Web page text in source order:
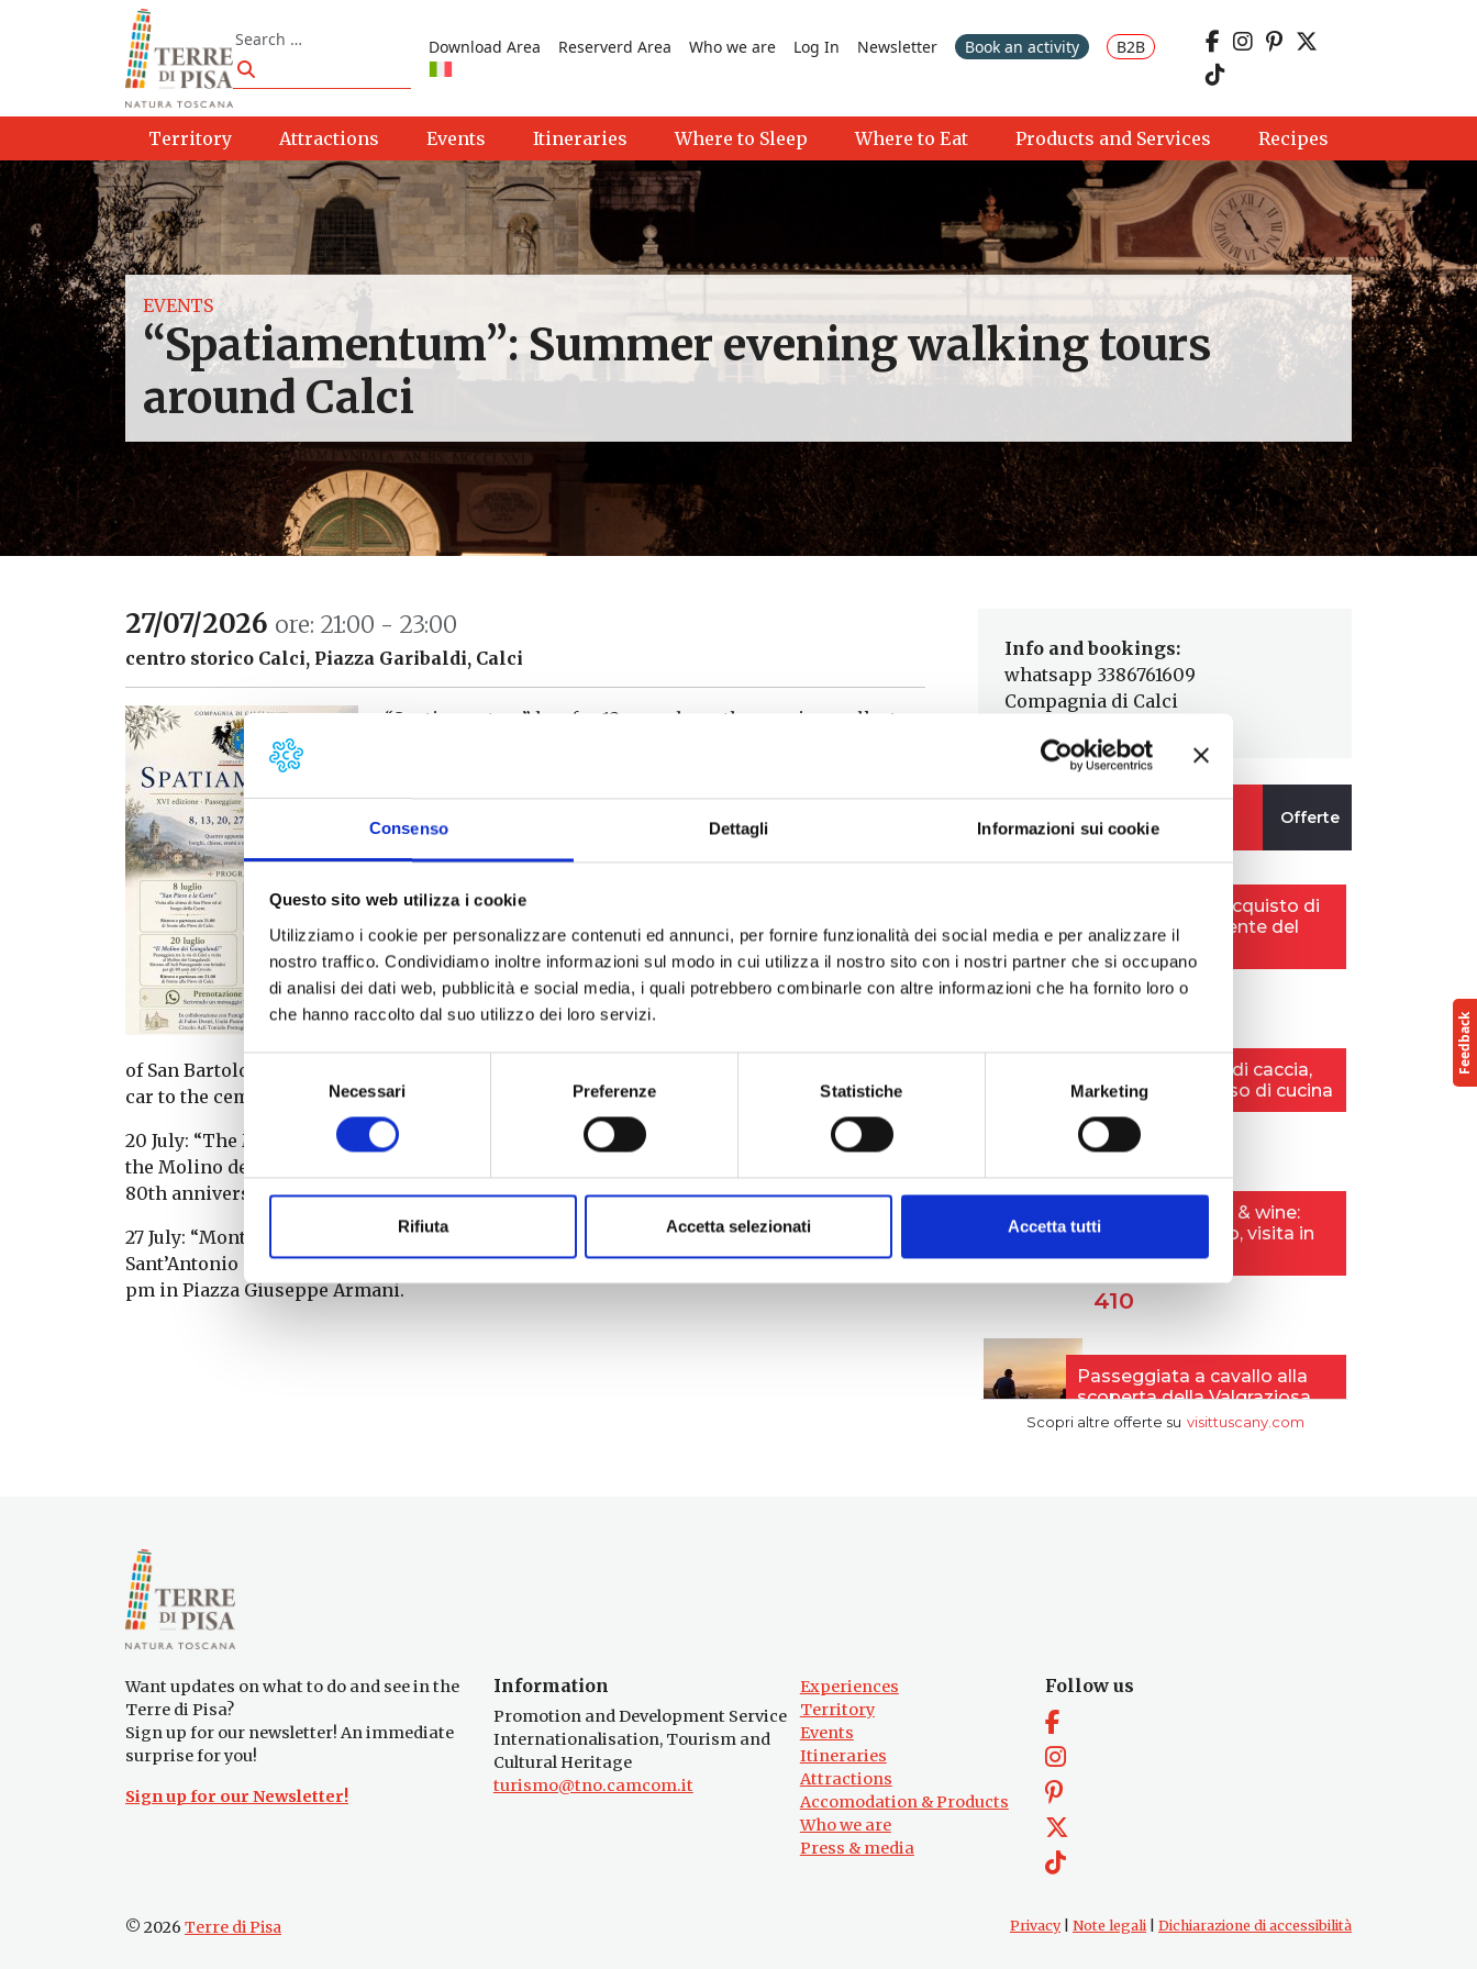
Consenso Dettagli Informazioni sui cookie
Questo sito web utilizza i cookie
Utilizziamo i cookie per personalizzare contenuti ed annunci, per fornire funzionalità dei social media e per analizzare il
nostro traffico. Condividiamo inoltre informazioni sul modo in cui utilizza il nostro sito con i nostri partner che si occupano
di analisi dei dati web, pubblicità e social media, i quali potrebbero combinarle con altre informazioni che ha fornito loro o
che hanno raccolto dal suo utilizzo dei loro servizi.
Selezione
del
Necessari Preferenze Statistiche Marketing
Rifiuta Accetta selezionati Accetta tutti
Search
Search
Download Area Reserverd Area Who we are Log In Newsletter Book an activity B2B
Territory Attractions Events Itineraries Where to Sleep Where to Eat Products and Services Recipes
EVENTS
“Spatiamentum”: Summer evening walking tours
around Calci
27/07/2026 ore: 21:00 - 23:00
centro storico Calci, Piazza Garibaldi, Calci
“Spatiamentum” has for 12 years been the evening walks to
by chance that the splendid Charterhouse is located here)
and meant the evening outing in the cloister, two by two,
Piero and the hamlet of La Corte. Meet and set off at 9.00 pm
in front of the Pieve di Calci.
13 July: “From Castelmaggiore to Tre Colli”. A walk from
of San Bartolomeo. Meet and set off at 9.00 pm in front of the Pieve di Calci and travel by
car to the cemetery at Castelmaggiore.
20 July: “The Molino dei Gangalandi” – a walk through the streets of Calci and a visit to
the Molino dei Gangalandi. Return to the Acli Pontegrande for a toast to mark the club’s
80th anniversary. Meet and set off at 9.00 pm in front of the Pieve di Calci.
27 July: “Monte degli Eremiti” – a walk amongst the hermitages of Caprile and
Sant’Antonio in Colle Rosso, and the church of Sant’Andrea a Lama. Meet and set off at 9.00
pm in Piazza Giuseppe Armani.
Info and bookings:
whatsapp 3386761609
Compagnia di Calci
Want updates on what to do and see in the
Terre di Pisa?
Sign up for our newsletter! An immediate
surprise for you!
Sign up for our Newsletter!
Information
Promotion and Development Service
Internationalisation, Tourism and
Cultural Heritage
turismo@tno.camcom.it
Experiences
Territory
Events
Itineraries
Attractions
Accomodation & Products
Who we are
Press & media
Follow us
© 2026 Terre di Pisa Privacy| Note legali Dichiarazione di accessibilità